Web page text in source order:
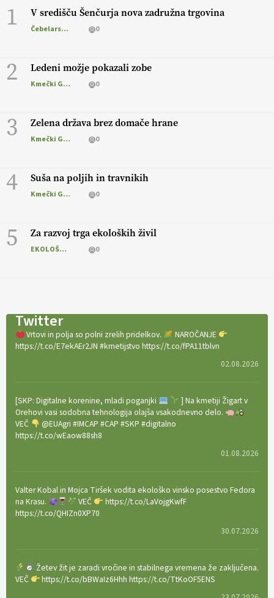
1 V središču Šenčurja nova zadružna trgovina
Čebelarstvo 0
2 Ledeni možje pokazali zobe
Kmečki Glas 0
3 Zelena država brez domače hrane
Kmečki Glas 0
4 Suša na poljih in travnikih
Kmečki Glas 0
5 Za razvoj trga ekoloških živil
EKOLOŠKO LOGIČNO 0
Twitter
Vrtovi in polja so polni zrelih pridelkov.
NAROČANJE
https://t.co/E7ekAEr2JN #kmetijstvo https://t.co/fPA11tblvn
02.08.2026
[SKP: Digitalne korenine, mladi poganjki
] Na kmetiji Žigart v
Orehovi vasi sodobna tehnologija olajša vsakodnevno delo.
VEČ
@EUAgri #IMCAP #CAP #SKP #digitalno
https://t.co/wEaow88sh8
01.08.2026
Valter Kobal in Mojca Tiršek vodita ekološko vinsko posestvo Fedora
na Krasu.
VEČ
https://t.co/LaVojgKwfF
https://t.co/QHIZn0XP70
30.07.2026
Žetev žit je zaradi vročine in stabilnega vremena že zaključena.
VEČ
https://t.co/bBWaIz6Hhh https://t.co/TtKoOF5ENS